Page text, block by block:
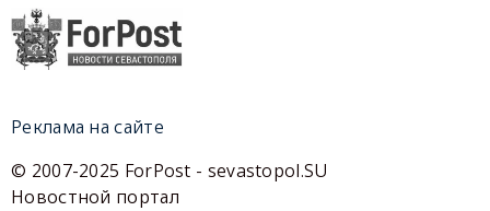
Реклама на сайте
© 2007-2025 ForPost - sevastopol.SU
Новостной портал